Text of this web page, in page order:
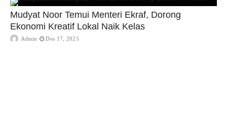
Mudyat Noor Temui Menteri Ekraf, Dorong
Ekonomi Kreatif Lokal Naik Kelas
Admin Des 17, 2025